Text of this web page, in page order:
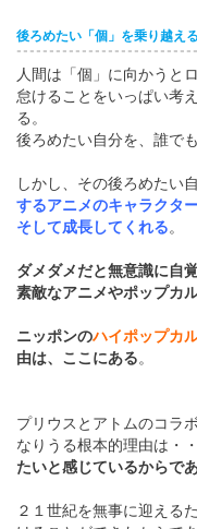
後ろめたい「個」を乗り越え
人間は「個」に向かうと
怠けることをいっぱい考
る。
後ろめたい自分を、誰で
しかし、その後ろめたい
するアニメのキャラクタ
そして成長してくれる。
ダメダメだと無意識に自
素敵なアニメやポップカ
ニッポンのハイポップカ
由は、ここにある。
プリウスとアトムのコラ
なりうる根本的理由は・
たいと感じているからで
２１世紀を無事に迎える